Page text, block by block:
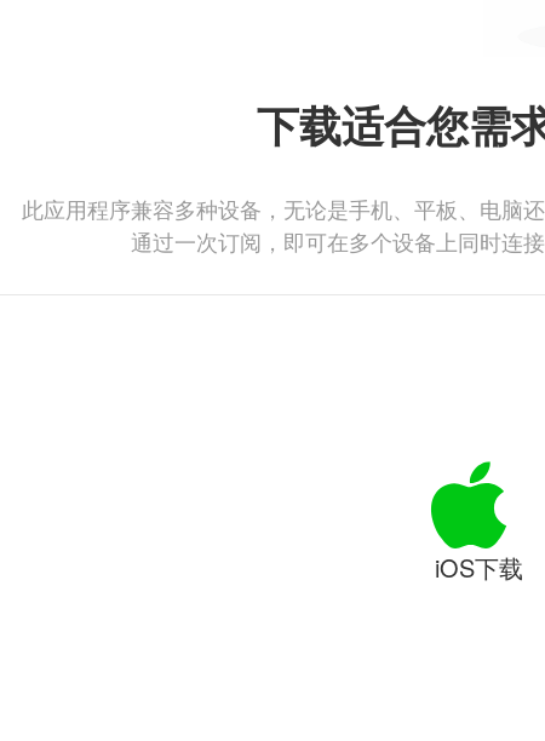
下载适合您需
此应用程序兼容多种设备，无论是手机、平板、电脑
通过一次订阅，即可在多个设备上同时连
iOS下载